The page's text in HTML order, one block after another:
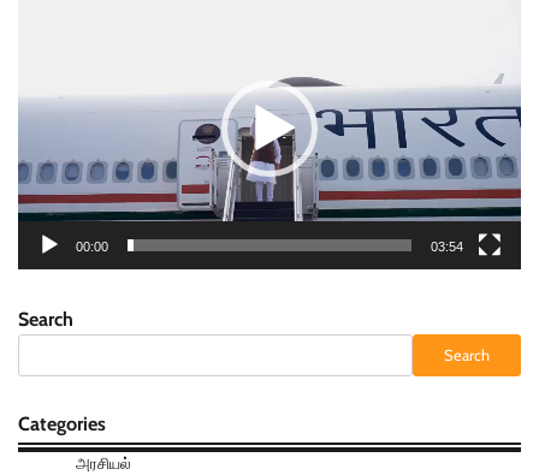
00:00 03:54
Search
Search
Categories
அரசியல்